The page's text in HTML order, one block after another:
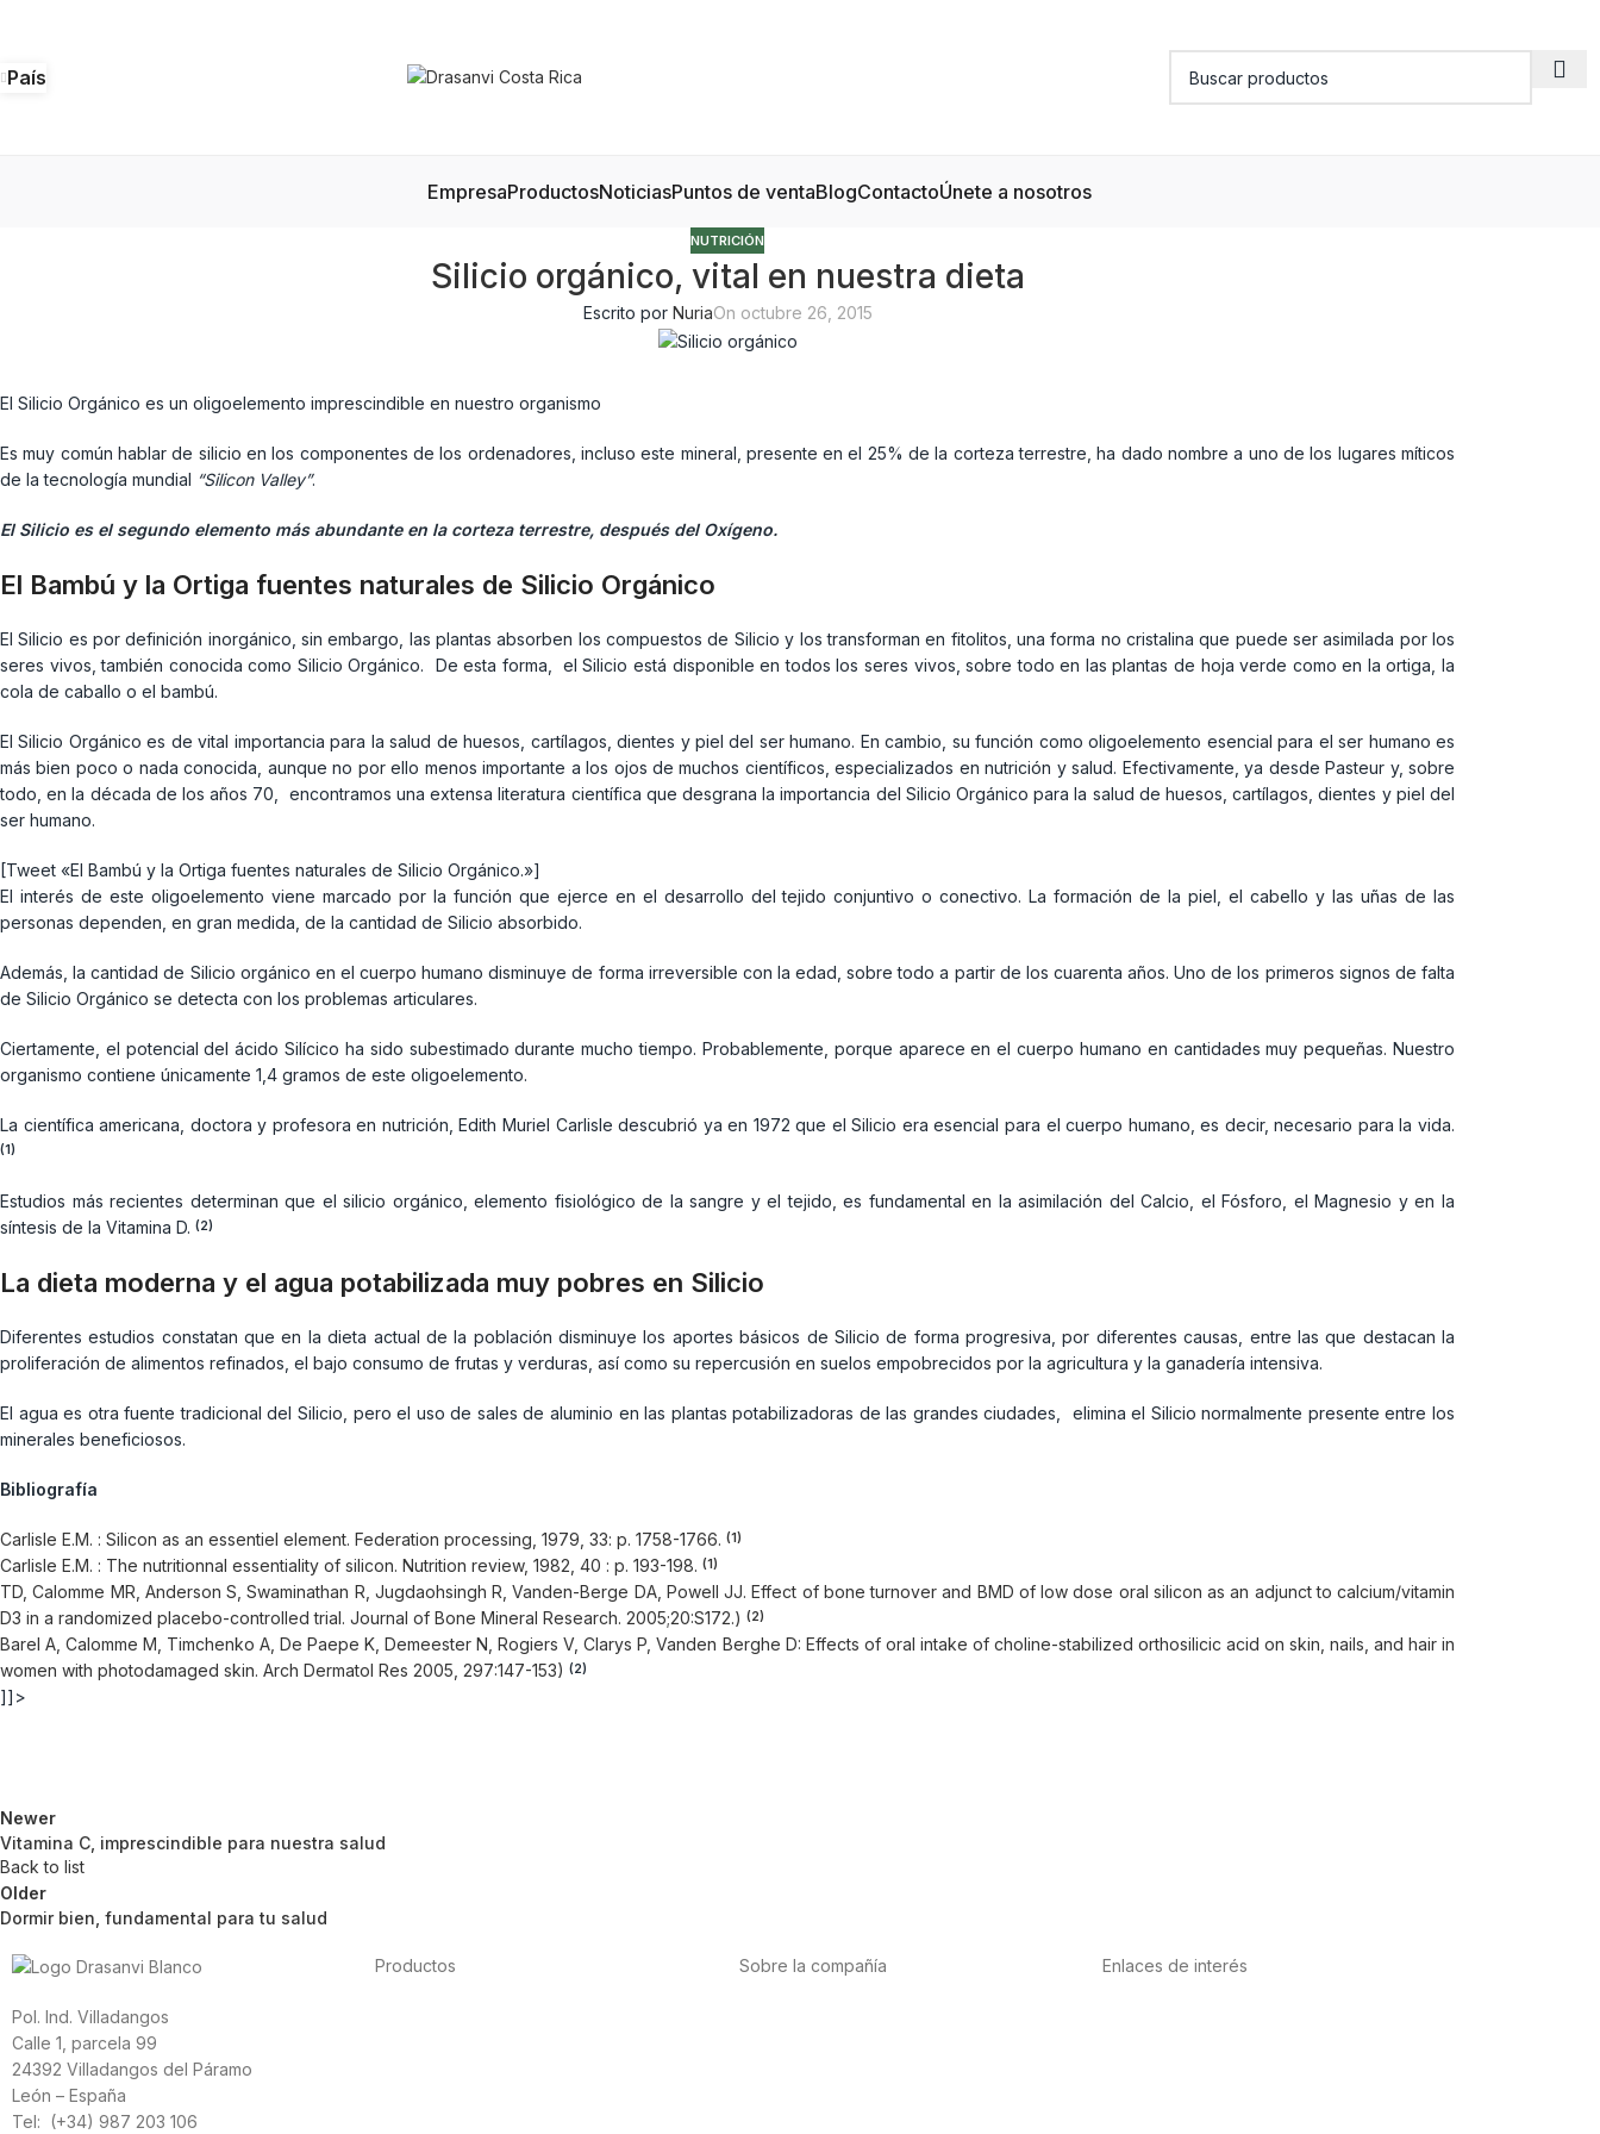
País
EmpresaProductosNoticiasPuntos de ventaBlogContactoÚnete a nosotros
NUTRICIÓN
Silicio orgánico, vital en nuestra dieta
Escrito por NuriaOn octubre 26, 2015
El Silicio Orgánico es un oligoelemento imprescindible en nuestro organismo
Es muy común hablar de silicio en los componentes de los ordenadores, incluso este mineral, presente en el 25% de la corteza terrestre, ha dado nombre a uno de los lugares míticos
de la tecnología mundial “Silicon Valley”.
El Silicio es el segundo elemento más abundante en la corteza terrestre, después del Oxígeno.
El Bambú y la Ortiga fuentes naturales de Silicio Orgánico
El Silicio es por definición inorgánico, sin embargo, las plantas absorben los compuestos de Silicio y los transforman en fitolitos, una forma no cristalina que puede ser asimilada por los
seres vivos, también conocida como Silicio Orgánico. De esta forma, el Silicio está disponible en todos los seres vivos, sobre todo en las plantas de hoja verde como en la ortiga, la
cola de caballo o el bambú.
El Silicio Orgánico es de vital importancia para la salud de huesos, cartílagos, dientes y piel del ser humano. En cambio, su función como oligoelemento esencial para el ser humano es
más bien poco o nada conocida, aunque no por ello menos importante a los ojos de muchos científicos, especializados en nutrición y salud. Efectivamente, ya desde Pasteur y, sobre
todo, en la década de los años 70, encontramos una extensa literatura científica que desgrana la importancia del Silicio Orgánico para la salud de huesos, cartílagos, dientes y piel del
ser humano.
[Tweet «El Bambú y la Ortiga fuentes naturales de Silicio Orgánico.»]
El interés de este oligoelemento viene marcado por la función que ejerce en el desarrollo del tejido conjuntivo o conectivo. La formación de la piel, el cabello y las uñas de las
personas dependen, en gran medida, de la cantidad de Silicio absorbido.
Además, la cantidad de Silicio orgánico en el cuerpo humano disminuye de forma irreversible con la edad, sobre todo a partir de los cuarenta años. Uno de los primeros signos de falta
de Silicio Orgánico se detecta con los problemas articulares.
Ciertamente, el potencial del ácido Silícico ha sido subestimado durante mucho tiempo. Probablemente, porque aparece en el cuerpo humano en cantidades muy pequeñas. Nuestro
organismo contiene únicamente 1,4 gramos de este oligoelemento.
La científica americana, doctora y profesora en nutrición, Edith Muriel Carlisle descubrió ya en 1972 que el Silicio era esencial para el cuerpo humano, es decir, necesario para la vida.
(1)
Estudios más recientes determinan que el silicio orgánico, elemento fisiológico de la sangre y el tejido, es fundamental en la asimilación del Calcio, el Fósforo, el Magnesio y en la
síntesis de la Vitamina D. (2)
La dieta moderna y el agua potabilizada muy pobres en Silicio
Diferentes estudios constatan que en la dieta actual de la población disminuye los aportes básicos de Silicio de forma progresiva, por diferentes causas, entre las que destacan la
proliferación de alimentos refinados, el bajo consumo de frutas y verduras, así como su repercusión en suelos empobrecidos por la agricultura y la ganadería intensiva.
El agua es otra fuente tradicional del Silicio, pero el uso de sales de aluminio en las plantas potabilizadoras de las grandes ciudades, elimina el Silicio normalmente presente entre los
minerales beneficiosos.
Bibliografía
Carlisle E.M. : Silicon as an essentiel element. Federation processing, 1979, 33: p. 1758-1766. (1)
Carlisle E.M. : The nutritionnal essentiality of silicon. Nutrition review, 1982, 40 : p. 193-198. (1)
TD, Calomme MR, Anderson S, Swaminathan R, Jugdaohsingh R, Vanden-Berge DA, Powell JJ. Effect of bone turnover and BMD of low dose oral silicon as an adjunct to calcium/vitamin
D3 in a randomized placebo-controlled trial. Journal of Bone Mineral Research. 2005;20:S172.) (2)
Barel A, Calomme M, Timchenko A, De Paepe K, Demeester N, Rogiers V, Clarys P, Vanden Berghe D: Effects of oral intake of choline-stabilized orthosilicic acid on skin, nails, and hair in
women with photodamaged skin. Arch Dermatol Res 2005, 297:147-153) (2)
]]>
Newer
Vitamina C, imprescindible para nuestra salud
Back to list
Older
Dormir bien, fundamental para tu salud
Pol. Ind. Villadangos
Calle 1, parcela 99
24392 Villadangos del Páramo
León – España
Tel: (+34) 987 203 106
Productos Sobre la compañía Enlaces de interés